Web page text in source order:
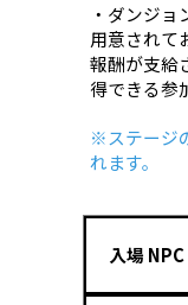
・ダンジ
用意されて
報酬が支給
得できる参
※ステージ
れます。
入場 NPC